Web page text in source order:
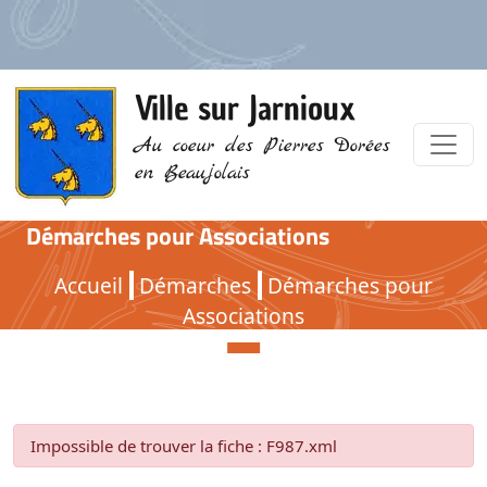
Ville sur Jarnioux
Au coeur des Pierres Dorées
en Beaujolais
Démarches pour Associations
Accueil Démarches Démarches pour
Associations
Démarches pour Associations
Impossible de trouver la fiche : F987.xml